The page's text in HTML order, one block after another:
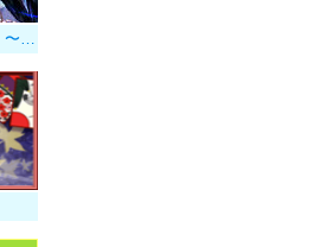
ワールドエンドファンタジー 〜選ばれし勇者